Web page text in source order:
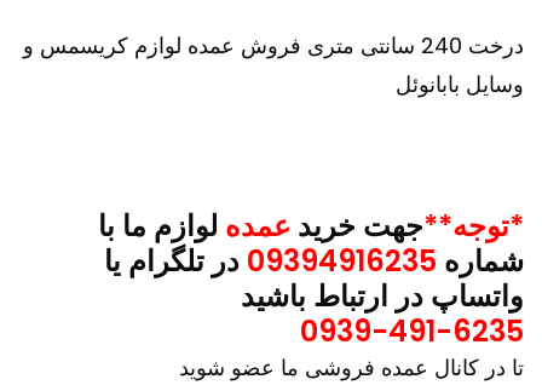
درخت 240 سانتی متری فروش عمده لوازم کریسمس و
وسایل بابانوئل
*توجه**جهت خرید عمده لوازم ما با
شماره
در تلگرام یا
واتساپ در ارتباط باشید
0939-491-6235
تا در کانال عمده فروشی ما عضو شوید